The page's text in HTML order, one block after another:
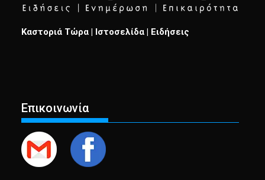
Καστοριά Τώρα | Ιστοσελίδα | Ειδήσεις
Επικοινωνία